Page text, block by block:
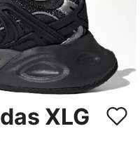
XLG